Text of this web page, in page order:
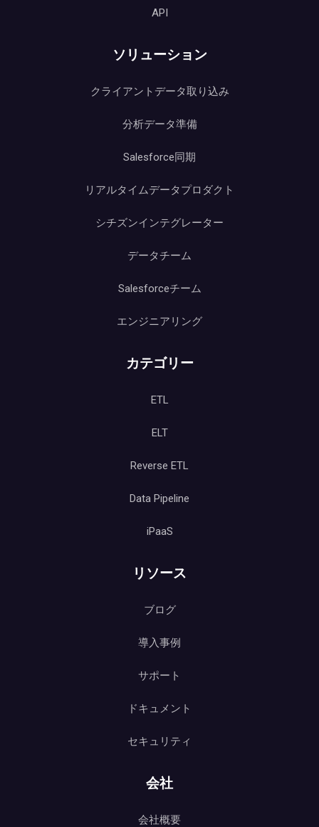
API
ソリューション
クライアントデータ取り込み
分析データ準備
Salesforce同期
リアルタイムデータプロダクト
シチズンインテグレーター
データチーム
Salesforceチーム
エンジニアリング
カテゴリー
ETL
ELT
Reverse ETL
Data Pipeline
iPaaS
リソース
ブログ
導入事例
サポート
ドキュメント
セキュリティ
会社
会社概要